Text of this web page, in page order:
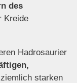
des
Kreide
Hadrosaurier
starken